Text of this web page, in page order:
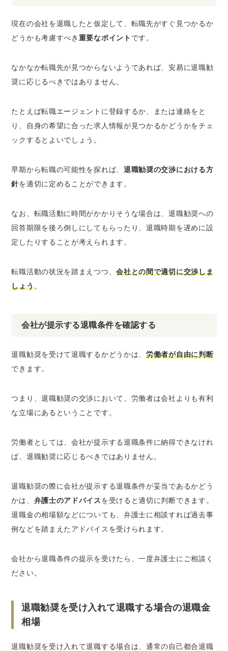
現在の会社を退職したと仮定して、転職先がすぐ見つかるか
どうかも考慮すべき 重要なポイント です。
なかなか転職先が見つからないようであれば、安易に退職勧
奨に応じるべきではありません。
たとえば転職エージェントに登録するか、または連絡をと
り、自身の希望に合った求人情報が見つかるかどうかをチェ
ックするとよいでしょう。
早期から転職の可能性を探れば、 退職勧奨の交渉における方
針を適切に定めることができます。
なお、転職活動に時間がかかりそうな場合は、退職勧奨への
回答期限を後ろ倒しにしてもらったり、退職時期を遅めに設
定したりすることが考えられます。
転職活動の状況を踏まえつつ、会社との間で適切に交渉しま
しょう。
会社が提示する退職条件を確認する
退職勧奨を受けて退職するかどうかは、労働者が自由に判断
できます。
つまり、退職勧奨の交渉において、労働者は会社よりも有利
な立場にあるということです。
労働者としては、会社が提示する退職条件に納得できなけれ
ば、退職勧奨に応じるべきではありません。
退職勧奨の際に会社が提示する退職条件が妥当であるかどう
かは、 弁護士のアドバイスを受けると適切に判断できます。
退職金の相場額などについても、弁護士に相談すれば過去事
例などを踏まえたアドバイスを受けられます。
会社から退職条件の提示を受けたら、一度弁護士にご相談く
ださい。
退職勧奨を受け入れて退職する場合の退職金
相場
退職勧奨を受け入れて退職する場合は、通常の自己都合退職